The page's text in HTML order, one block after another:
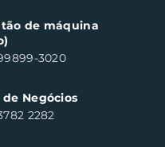
de máquina
3020
de Negócios
2282